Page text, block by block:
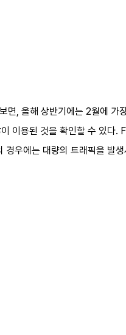
, 올해 상반기에는 2월에 가
이용된 것을 확인할 수 있다.
우에는 대량의 트래픽을 발생